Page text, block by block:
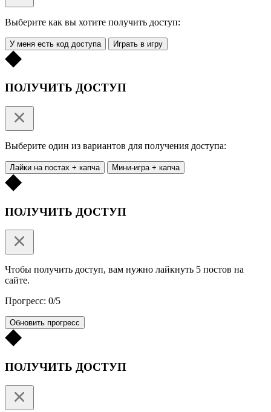
Выберите как вы хотите получить доступ:
У меня есть код доступа Играть в игру
ПОЛУЧИТЬ ДОСТУП
Выберите один из вариантов для получения доступа:
Лайки на постах + капча Мини-игра + капча
ПОЛУЧИТЬ ДОСТУП
Чтобы получить доступ, вам нужно лайкнуть 5 постов на
сайте.
Прогресс: 0/5
Обновить прогресс
ПОЛУЧИТЬ ДОСТУП